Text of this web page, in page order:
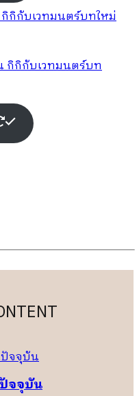
กิกับเวทมนตร์บท
ปัจจุบัน